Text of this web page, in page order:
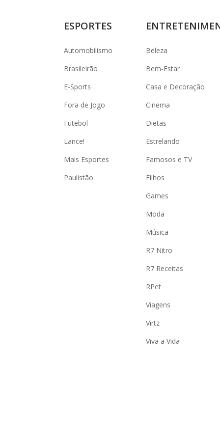
ESPORTES
Automobilismo
Brasileirão
E-Sports
Fora de Jogo
Futebol
Lance!
Mais Esportes
Paulistão
Beleza
Bem-Estar
Casa e Decoração
Cinema
Dietas
Estrelando
Famosos e TV
Filhos
Games
Moda
Música
R7 Nitro
R7 Receitas
RPet
Viagens
Virtz
Viva a Vida